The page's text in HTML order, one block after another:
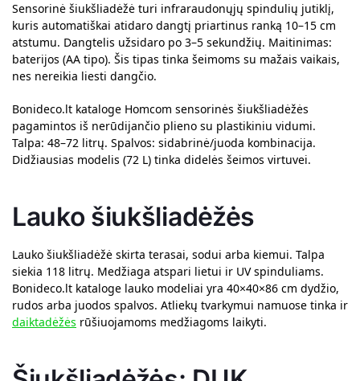
Sensorinė šiukšliadėžė turi infraraudonųjų spindulių jutiklį,
kuris automatiškai atidaro dangtį priartinus ranką 10–15 cm
atstumu. Dangtelis užsidaro po 3–5 sekundžių. Maitinimas:
baterijos (AA tipo). Šis tipas tinka šeimoms su mažais vaikais,
nes nereikia liesti dangčio.
Bonideco.lt kataloge Homcom sensorinės šiukšliadėžės
pagamintos iš nerūdijančio plieno su plastikiniu vidumi.
Talpa: 48–72 litrų. Spalvos: sidabrinė/juoda kombinacija.
Didžiausias modelis (72 L) tinka didelės šeimos virtuvei.
Lauko šiukšliadėžės
Lauko šiukšliadėžė skirta terasai, sodui arba kiemui. Talpa
siekia 118 litrų. Medžiaga atspari lietui ir UV spinduliams.
Bonideco.lt kataloge lauko modeliai yra 40×40×86 cm dydžio,
rudos arba juodos spalvos. Atliekų tvarkymui namuose tinka ir
daiktadėžės rūšiuojamoms medžiagoms laikyti.